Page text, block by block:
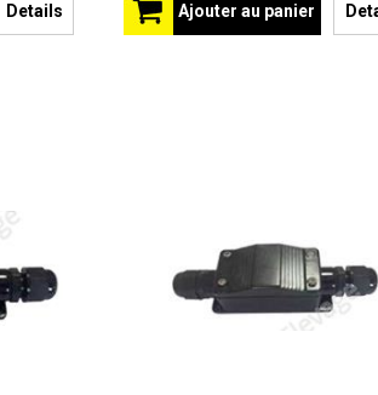
Details Ajouter au panier